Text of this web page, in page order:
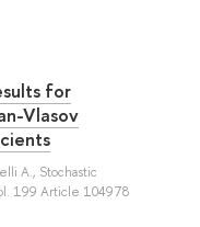
for
Vlasov
A., Stochastic
199 Article 104978